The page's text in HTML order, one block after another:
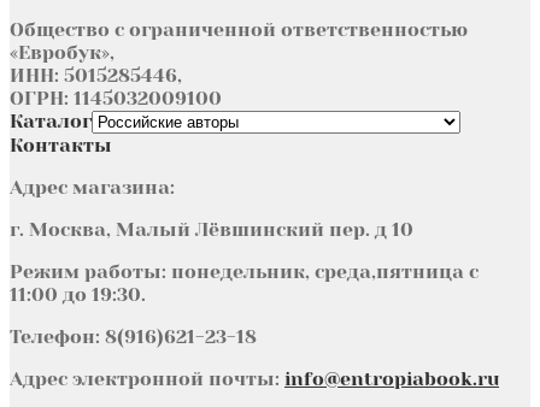
Общество с ограниченной ответственностью
«Евробук»,
ИНН: 5015285446,
ОГРН: 1145032009100
Каталог
Контакты
Адрес магазина:
г. Москва, Малый Лёвшинский пер. д 10
Режим работы: понедельник, среда,пятница с
11:00 до 19:30.
Телефон: 8(916)621-23-18
Адрес электронной почты: info@entropiabook.ru